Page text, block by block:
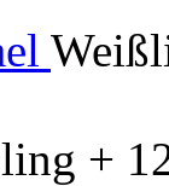
+